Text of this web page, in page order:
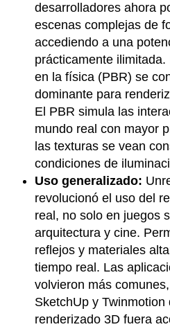
desarrolladores ahora
escenas complejas de
accediendo a una
prácticamente
en la física (PBR) se
dominante para
El PBR simula las
mundo real con mayor
las texturas se vean
condiciones de
Uso generalizado:
revolucionó el uso del
real, no solo en juegos
arquitectura y cine.
reflejos y materiales
tiempo real. Las
volvieron más
SketchUp y
renderizado 3D fuera